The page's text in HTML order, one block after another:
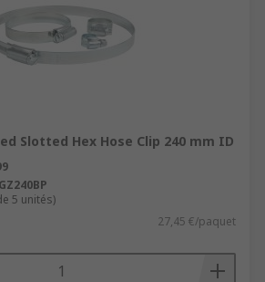
Slotted Hex Hose Clip 240 mm ID
5 unités)
27,45 €/paquet